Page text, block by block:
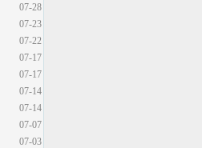
07-28
07-23
07-22
07-17
07-17
07-14
07-14
07-07
07-03